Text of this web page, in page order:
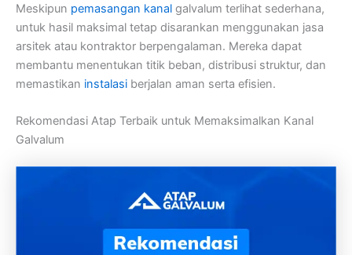
Meskipun pemasangan kanal galvalum terlihat sederhana,
untuk hasil maksimal tetap disarankan menggunakan jasa
arsitek atau kontraktor berpengalaman. Mereka dapat
membantu menentukan titik beban, distribusi struktur, dan
memastikan instalasi berjalan aman serta efisien.
Rekomendasi Atap Terbaik untuk Memaksimalkan Kanal
Galvalum